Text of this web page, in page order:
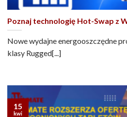
Poznaj technologię Hot-Swap z
Nowe wydajne energooszczędne
klasy Rugged[...]
15
kwi